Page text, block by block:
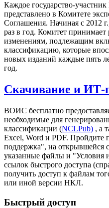
Каждое государство-
представлено в Комитете
Соглашения. Начиная с 2012
раз в год. Комитет
изменениям, подлежащим
классификацию, которые
новых изданий каждые пять
год.
Скачивание и ИТ-
ВОИС бесплатно
необходимые для
классификации (NCLPub) , а
Excel, Word и PDF.
поддержка", на открывшейся
указанные файлы и "Условия
ссылок быстрого доступа
получить доступ к файлам
или иной версии НКЛ.
Быстрый доступ